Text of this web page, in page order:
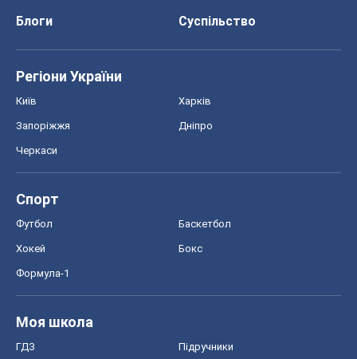
Блоги
Суспільство
Регіони України
Київ Харків
Запоріжжя Дніпро
Черкаси
Спорт
Футбол Баскетбол
Хокей Бокс
Формула-1
Моя школа
ГДЗ Підручники